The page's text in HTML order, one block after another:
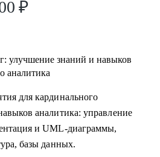
₽
улучшение знаний и навыков
аналитика
для кардинального
аналитика: управление
и UML-диаграммы,
базы данных.